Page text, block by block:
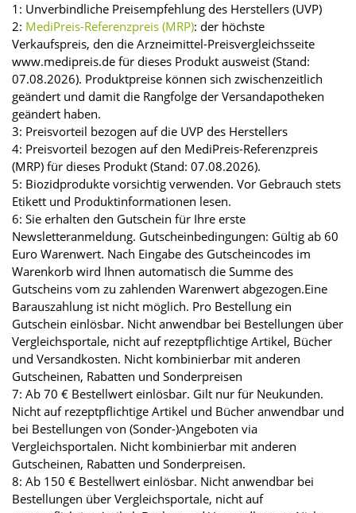
1: Unverbindliche Preisempfehlung des Herstellers (UVP)
2: MediPreis-Referenzpreis (MRP): der höchste
Verkaufspreis, den die Arzneimittel-Preisvergleichsseite
www.medipreis.de für dieses Produkt ausweist (Stand:
07.08.2026). Produktpreise können sich zwischenzeitlich
geändert und damit die Rangfolge der Versandapotheken
geändert haben.
3: Preisvorteil bezogen auf die UVP des Herstellers
4: Preisvorteil bezogen auf den MediPreis-Referenzpreis
(MRP) für dieses Produkt (Stand: 07.08.2026).
5: Biozidprodukte vorsichtig verwenden. Vor Gebrauch stets
Etikett und Produktinformationen lesen.
6: Sie erhalten den Gutschein für Ihre erste
Newsletteranmeldung. Gutscheinbedingungen: Gültig ab 60
Euro Warenwert. Nach Eingabe des Gutscheincodes im
Warenkorb wird Ihnen automatisch die Summe des
Gutscheins vom zu zahlenden Warenwert abgezogen.Eine
Barauszahlung ist nicht möglich. Pro Bestellung ein
Gutschein einlösbar. Nicht anwendbar bei Bestellungen über
Vergleichsportale, nicht auf rezeptpflichtige Artikel, Bücher
und Versandkosten. Nicht kombinierbar mit anderen
Gutscheinen, Rabatten und Sonderpreisen
7: Ab 70 € Bestellwert einlösbar. Gilt nur für Neukunden.
Nicht auf rezeptpflichtige Artikel und Bücher anwendbar und
bei Bestellungen von (Sonder-)Angeboten via
Vergleichsportalen. Nicht kombinierbar mit anderen
Gutscheinen, Rabatten und Sonderpreisen.
8: Ab 150 € Bestellwert einlösbar. Nicht anwendbar bei
Bestellungen über Vergleichsportale, nicht auf